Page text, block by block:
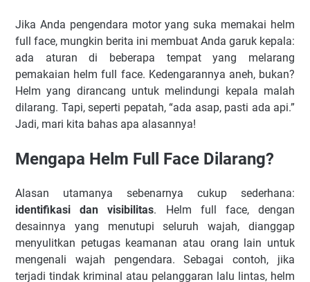
Jika Anda pengendara motor yang suka memakai helm
full face, mungkin berita ini membuat Anda garuk kepala:
ada aturan di beberapa tempat yang melarang
pemakaian helm full face. Kedengarannya aneh, bukan?
Helm yang dirancang untuk melindungi kepala malah
dilarang. Tapi, seperti pepatah, “ada asap, pasti ada api.”
Jadi, mari kita bahas apa alasannya!
Mengapa Helm Full Face Dilarang?
Alasan utamanya sebenarnya cukup sederhana:
identifikasi dan visibilitas. Helm full face, dengan
desainnya yang menutupi seluruh wajah, dianggap
menyulitkan petugas keamanan atau orang lain untuk
mengenali wajah pengendara. Sebagai contoh, jika
terjadi tindak kriminal atau pelanggaran lalu lintas, helm